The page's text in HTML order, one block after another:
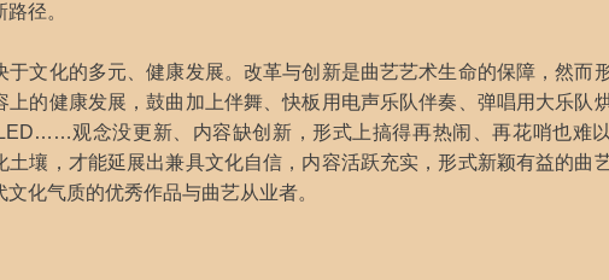
径。
化的多元、健康发展。改革与创新是曲艺艺术生命的保障，然而
上的健康发展，鼓曲加上伴舞、快板用电声乐队伴奏、弹唱用大乐队
观念没更新、内容缺创新，形式上搞得再热闹、再花哨也难
土壤，才能延展出兼具文化自信，内容活跃充实，形式新颖有益的曲
化气质的优秀作品与曲艺从业者。